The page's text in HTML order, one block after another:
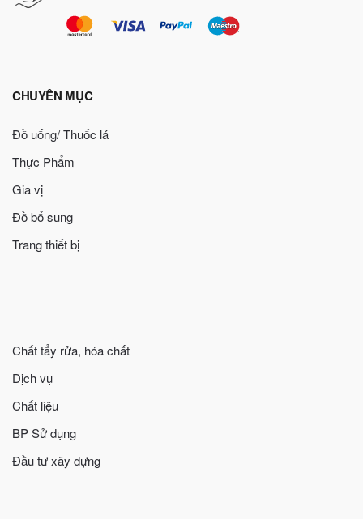
CHUYÊN MỤC
Đồ uống/ Thuốc lá
Thực Phẩm
Gia vị
Đồ bổ sung
Trang thiết bị
Chất tẩy rửa, hóa chất
Dịch vụ
Chất liệu
BP Sử dụng
Đầu tư xây dựng